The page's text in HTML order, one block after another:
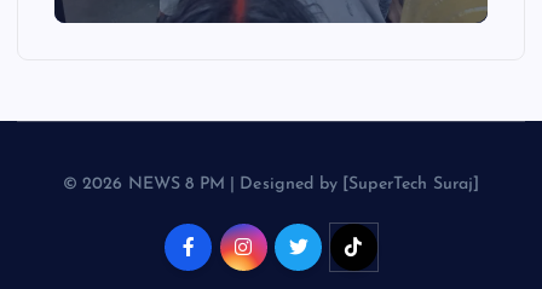
© 2026 NEWS 8 PM | Designed by [SuperTech Suraj]